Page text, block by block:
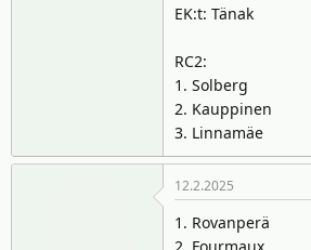
EK:t: Tänak
RC2:
1. Solberg
2. Kauppinen
3. Linnamäe
12.2.2025
1. Rovanperä